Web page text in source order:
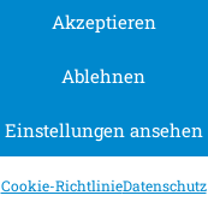
Akzeptieren
Ablehnen
Einstellungen ansehen
Cookie-RichtlinieDatenschutz